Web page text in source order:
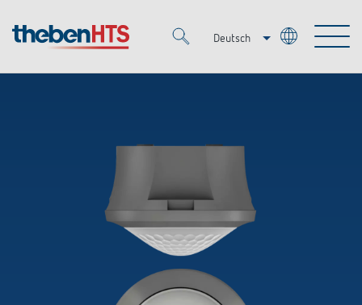
Deutsch
Italiano
Smart Home
OEM-Lösungen
Ansprechpartner OEM
Zeit- und Lichtsteuerung